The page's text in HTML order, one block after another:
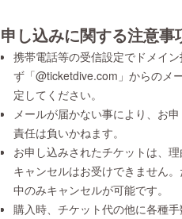
申し込みに関する注意事
携帯電話等の受信設定でドメイ
ず「@ticketdive.com」からのメ
定してください。
メールが届かない事により、お
責任は負いかねます。
お申し込みされたチケットは、
キャンセルはお受けできません
中のみキャンセルが可能です。
購入時、チケット代の他に各種